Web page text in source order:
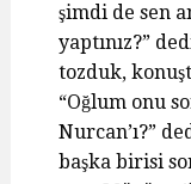
şimdi de sen
yaptınız?”
tozduk,
“Oğlum onu
Nurcan’ı?”
başka birisi